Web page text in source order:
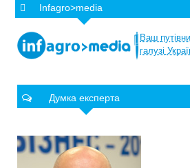
Infagro>media
Ваш
галузі
Думка експерта